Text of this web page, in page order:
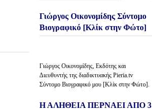
Γιώργος Οικονομίδης Σύντομο
Βιογραφικό [Κλίκ στην Φώτο]
Γιώργος Οικονομίδης, Εκδότης και
Διευθυντής της διαδικτυακής Pieria.tv
Σύντομο Βιογραφικό μου [Κλίκ στην Φώτο].
Η ΑΛΗΘΕΙΑ ΠΕΡΝΑΕΙ ΑΠΟ 3